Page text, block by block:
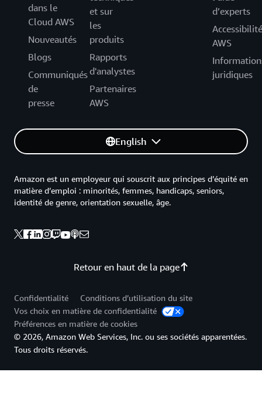
dans le
Cloud AWS
Nouveautés
Blogs
Communiqués
de
presse
et sur
les
produits
Rapports
d'analystes
Partenaires
AWS
d’experts
Accessibilité
AWS
juridiques
English
Retour en haut de la page
Amazon est un employeur qui souscrit aux principes d’équité en
matière d’emploi : minorités, femmes, handicaps, seniors,
identité de genre, orientation sexuelle, âge.
Confidentialité
Conditions d’utilisation du site
Vos choix en matière de confidentialité
Préférences en matière de cookies
© 2026, Amazon Web Services, Inc. ou ses sociétés apparentées.
Tous droits réservés.